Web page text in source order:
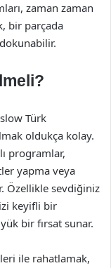
zaman zaman
bir parçada
Türk
oldukça kolay.
programlar,
yapma veya
Özellikle sevdiğiniz
keyifli bir
bir fırsat sunar.
ile rahatlamak,